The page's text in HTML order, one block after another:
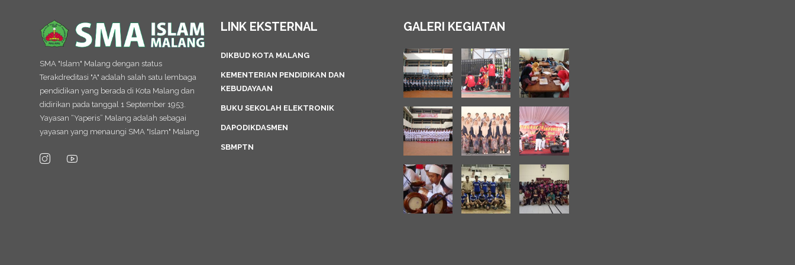
SMA "Islam" Malang dengan status
Terakdreditasi "A" adalah salah satu lembaga
pendidikan yang berada di Kota Malang dan
didirikan pada tanggal 1 September 1953.
Yayasan “Yaperis” Malang adalah sebagai
yayasan yang menaungi SMA "Islam" Malang
LINK EKSTERNAL
DIKBUD KOTA MALANG
KEMENTERIAN PENDIDIKAN DAN
KEBUDAYAAN
BUKU SEKOLAH ELEKTRONIK
DAPODIKDASMEN
SBMPTN
GALERI KEGIATAN